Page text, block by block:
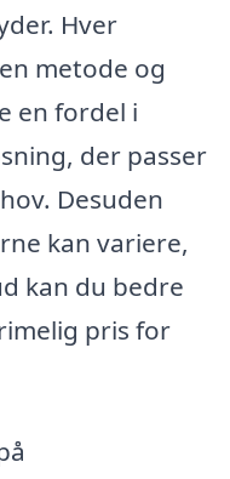
Hver
metode og
en fordel i
der passer
Desuden
kan variere,
kan du bedre
pris for